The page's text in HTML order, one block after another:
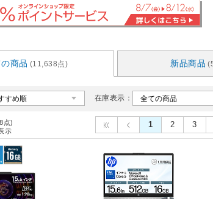
商品 (11,638点) 新品商品
在庫表示：
点)
示
1 2 3